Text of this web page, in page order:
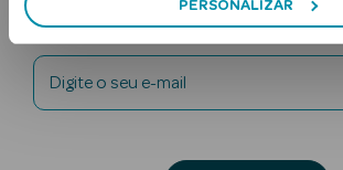
PERSONALIZAR
Newsletter
Digite o seu e-mail